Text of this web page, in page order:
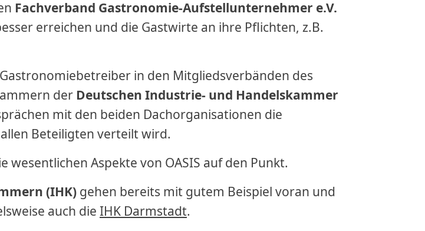
Fachverband Gastronomie-Aufstellunternehmer e.V.
erreichen und die Gastwirte an ihre Pflichten, z.B.
in den Mitgliedsverbänden des
der Deutschen Industrie- und Handelskammer
mit den beiden Dachorganisationen die
Beteiligten verteilt wird.
wesentlichen Aspekte von OASIS auf den Punkt.
(IHK) gehen bereits mit gutem Beispiel voran und
auch die IHK Darmstadt.